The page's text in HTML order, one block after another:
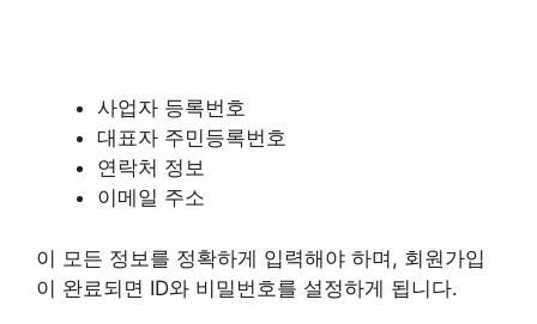
사업자 등록번호
대표자 주민등록번호
연락처 정보
이메일 주소
이 모든 정보를 정확하게 입력해야 하며, 회원가입
이 완료되면 ID와 비밀번호를 설정하게 됩니다.